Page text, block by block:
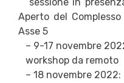
Aperto del
Asse 5
– 9-17 novembre
workshop da remoto
– 18 novembre 2022: